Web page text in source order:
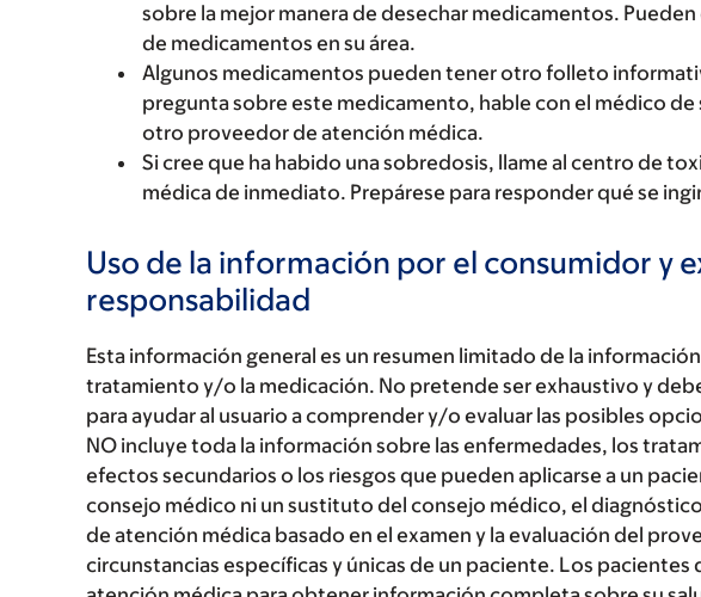
sobre la mejor manera de desechar medicamentos.
de medicamentos en su área.
Algunos medicamentos pueden tener otro folleto
pregunta sobre este medicamento, hable con el médico
otro proveedor de atención médica.
Si cree que ha habido una sobredosis, llame al centro de
médica de inmediato. Prepárese para responder qué se
Uso de la información por el consumidor y
responsabilidad
Esta información general es un resumen limitado de la
tratamiento y/o la medicación. No pretende ser exhaustivo y
para ayudar al usuario a comprender y/o evaluar las posibles
NO incluye toda la información sobre las enfermedades, los
efectos secundarios o los riesgos que pueden aplicarse a un
consejo médico ni un sustituto del consejo médico, el
de atención médica basado en el examen y la evaluación del
circunstancias específicas y únicas de un paciente. Los